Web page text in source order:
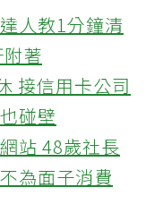
人教1分鐘清
著
接信用卡公司
碰壁
站 48歲社長
為面子消費